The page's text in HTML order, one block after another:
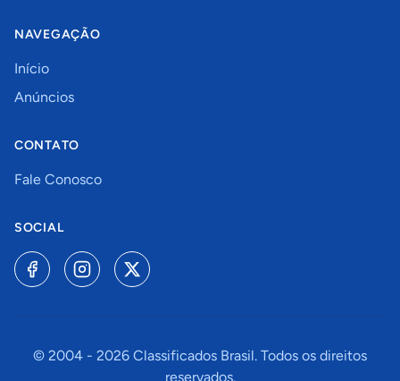
NAVEGAÇÃO
Início
Anúncios
CONTATO
Fale Conosco
SOCIAL
© 2004 - 2026 Classificados Brasil. Todos os direitos
reservados.